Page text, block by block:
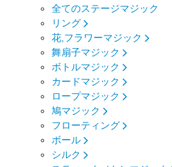
全てのステージ
リング
花,フラワーマジック
舞扇子マジック
ボトルマジック
カードマジック
ロープマジック
鳩マジック
フローティング
ボール
シルク